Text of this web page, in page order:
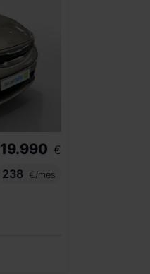
19.990 €
238
€/mes